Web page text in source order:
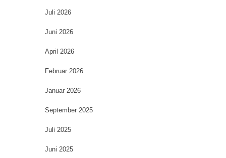
Juli 2026
Juni 2026
April 2026
Februar 2026
Januar 2026
September 2025
Juli 2025
Juni 2025